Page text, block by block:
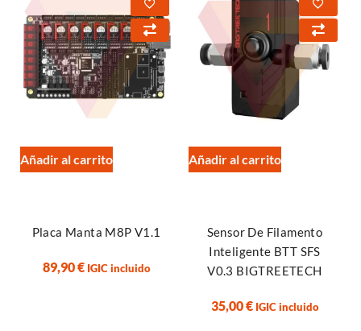
Añadir al carrito
Placa Manta M8P V1.1
89,90€ IGIC incluido
Añadir al carrito
Sensor De Filamento
Inteligente BTT SFS
V0.3 BIGTREETECH
35,00€ IGIC incluido